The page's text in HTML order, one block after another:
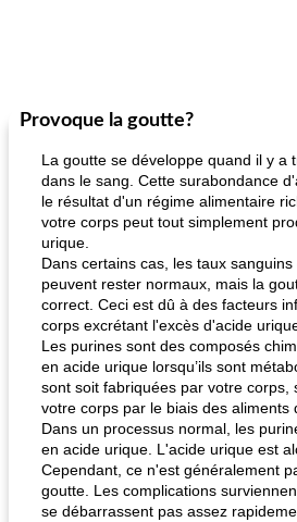
Provoque la goutte?
La goutte se développe quand il y a
dans le sang. Cette surabondance
le résultat d'un régime alimentaire
votre corps peut tout simplement
urique.
Dans certains cas, les taux
peuvent rester normaux, mais la
correct. Ceci est dû à des facteurs
corps excrétant l'excès d'acide
Les purines sont des composés
en acide urique lorsqu’ils sont
sont soit fabriquées par votre corps,
votre corps par le biais des aliments
Dans un processus normal, les
en acide urique. L'acide urique est
Cependant, ce n'est généralement
goutte. Les complications
se débarrassent pas assez